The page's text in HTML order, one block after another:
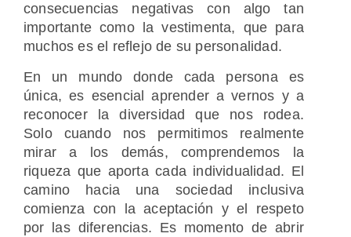
consecuencias negativas con algo tan
importante como la vestimenta, que para
muchos es el reflejo de su personalidad.
En un mundo donde cada persona es
única, es esencial aprender a vernos y a
reconocer la diversidad que nos rodea.
Solo cuando nos permitimos realmente
mirar a los demás, comprendemos la
riqueza que aporta cada individualidad. El
camino hacia una sociedad inclusiva
comienza con la aceptación y el respeto
por las diferencias. Es momento de abrir